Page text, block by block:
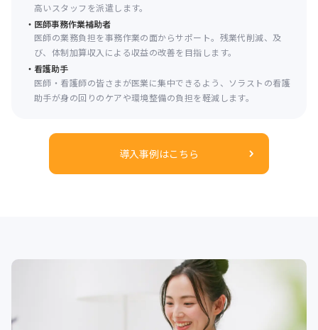
高いスタッフを派遣します。
医師事務作業補助者
医師の業務負担を事務作業の面からサポート。残業代削減、及
び、体制加算収入による収益の改善を目指します。
看護助手
医師・看護師の皆さまが医業に集中できるよう、ソラストの看護
助手が身の回りのケアや環境整備の負担を軽減します。
導入事例はこちら